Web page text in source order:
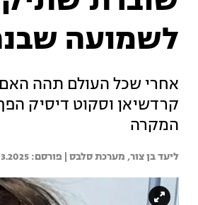
לשמועה שבנה בן ה-
קרדשיאן וסקוט דיסיק
המקרה
ליעד בן צור, מערכת סלבס |